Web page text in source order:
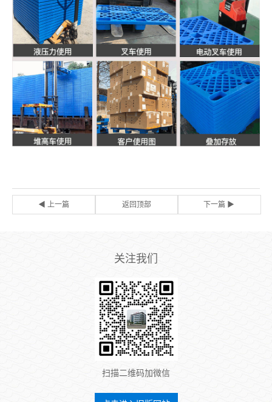
◀ 上一篇 返回顶部 下一篇 ▶
关注我们
扫描二维码加微信